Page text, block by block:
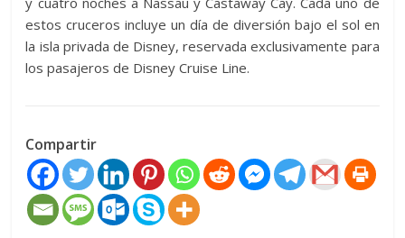
estos cruceros incluye un día de diversión bajo el sol en
la isla privada de Disney, reservada exclusivamente para
los pasajeros de Disney Cruise Line.
Compartir